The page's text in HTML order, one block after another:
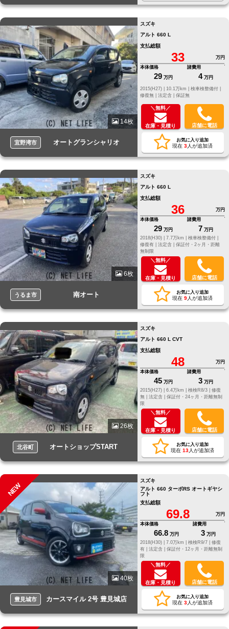
14枚
宜野湾市 オートグランシャリオ
スズキ
アルト 660 L
支払総額
33
万円
本体価格
29 万円
諸費用
4 万円
修復無 | 法定含 | 保証無
＼無料／
在庫・見積り 店舗に電話
お気に入り追加
現在 3人が追加済
6枚
うるま市 南オート
スズキ
アルト 660 L
支払総額
36
万円
本体価格
29 万円
諸費用
7 万円
2018(H30) |
7.7万km |
検車検整備付 |
修復有 | 法定含 | 保証付・2ヶ月・距離
無制限
＼無料／
在庫・見積り 店舗に電話
お気に入り追加
現在 9人が追加済
26枚
北谷町 オートショップSTART
スズキ
アルト 660 L CVT
支払総額
48
万円
本体価格
45 万円
諸費用
3 万円
2015(H27) |
6.4万km | 検検R8/3 | 修復
無 | 法定含 | 保証付・24ヶ月・距離無制
限
＼無料／
在庫・見積り 店舗に電話
お気に入り追加
現在 13人が追加済
NEW
40枚
豊見城市 カースマイル 2号 豊見城店
スズキ
アルト 660 ターボRS オートギヤシ
フト
支払総額
69.8
万円
本体価格
66.8 万円
諸費用
3 万円
2018(H30) |
7.0万km | 検検R9/7 | 修復
有 | 法定含 | 保証付・12ヶ月・距離無制
限
＼無料／
在庫・見積り 店舗に電話
お気に入り追加
現在 3人が追加済